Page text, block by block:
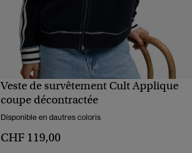
APERÇU RAPIDE
Veste de survêtement Cult Applique
coupe décontractée
Disponible en dautres coloris
CHF 119,00